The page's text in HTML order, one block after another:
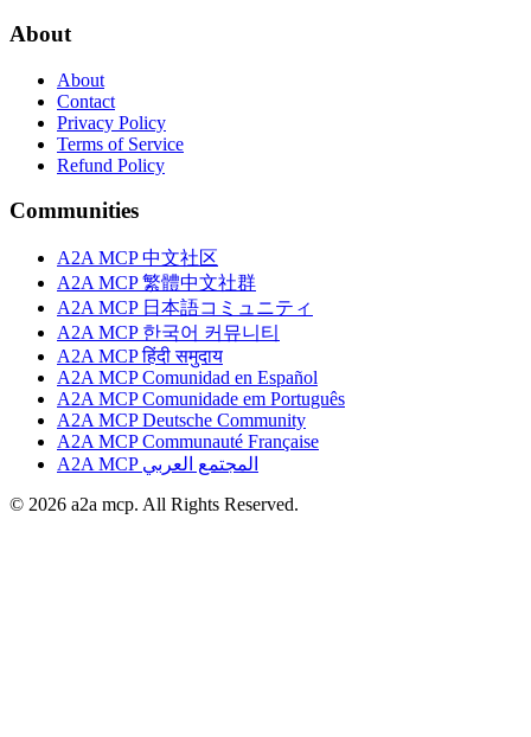
About
About
Contact
Privacy Policy
Terms of Service
Refund Policy
Communities
A2A MCP 中文社区
A2A MCP 繁體中文社群
A2A MCP 日本語コミュニティ
A2A MCP 한국어 커뮤니티
A2A MCP हिंदी समुदाय
A2A MCP Comunidad en Español
A2A MCP Comunidade em Português
A2A MCP Deutsche Community
A2A MCP Communauté Française
A2A MCP المجتمع العربي
© 2026 a2a mcp. All Rights Reserved.